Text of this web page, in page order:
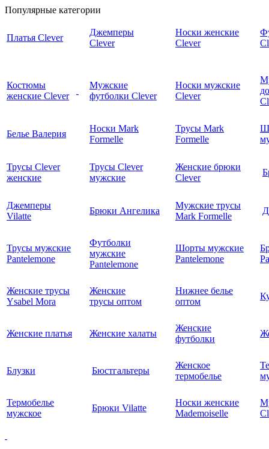
Популярные категории
Платья Clever
Джемперы
Clever
Носки женские
Clever
Костюмы
женские Clever
Мужские
футболки Clever
Носки мужские
Clever
Белье Валерия
Носки Mark
Formelle
Трусы Mark
Formelle
Трусы Clever
женские
Трусы Clever
мужские
Женские брюки
Clever
Джемперы
Vilatte
Брюки Ангелика
Мужские трусы
Mark Formelle
Трусы мужские
Pantelemone
Футболки
мужские
Pantelemone
Шорты мужские
Pantelemone
Женские трусы
Ysabel Mora
Женские
трусы оптом
Нижнее белье
оптом
Женские платья Женские халаты
Женские
футболки
Блузки Бюстгальтеры
Женское
термобелье
Термобелье
мужское
Брюки Vilatte
Носки женские
Mademoiselle